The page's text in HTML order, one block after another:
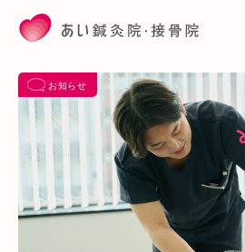
お知らせ